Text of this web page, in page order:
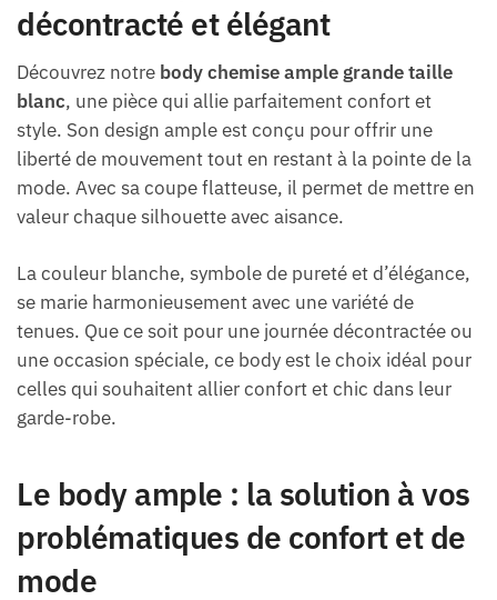
décontracté et élégant
Découvrez notre body chemise ample grande taille
blanc, une pièce qui allie parfaitement confort et
style. Son design ample est conçu pour offrir une
liberté de mouvement tout en restant à la pointe de la
mode. Avec sa coupe flatteuse, il permet de mettre en
valeur chaque silhouette avec aisance.
La couleur blanche, symbole de pureté et d’élégance,
se marie harmonieusement avec une variété de
tenues. Que ce soit pour une journée décontractée ou
une occasion spéciale, ce body est le choix idéal pour
celles qui souhaitent allier confort et chic dans leur
garde-robe.
Le body ample : la solution à vos
problématiques de confort et de
mode